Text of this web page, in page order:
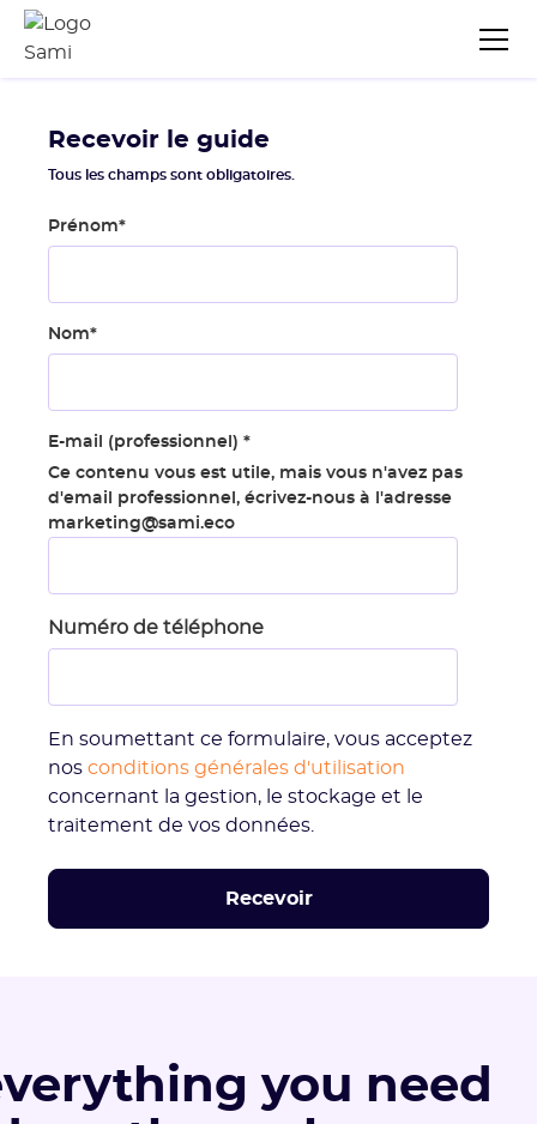
you need
Recevoir le guide
Tous les champs sont obligatoires.
Prénom*
Nom*
E-mail (professionnel) *
Ce contenu vous est utile, mais vous n'avez pas
d'email professionnel, écrivez-nous à l'adresse
marketing@sami.eco
Numéro de téléphone
En soumettant ce formulaire, vous acceptez
nos conditions générales d'utilisation
concernant la gestion, le stockage et le
traitement de vos données.